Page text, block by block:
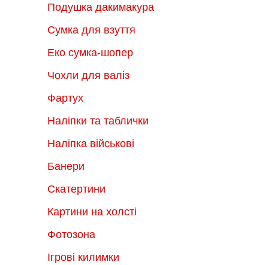
Подушка дакимакура
Сумка для взуття
Еко сумка-шопер
Чохли для валіз
Фартух
Наліпки та таблички
Наліпка військові
Банери
Скатертини
Картини на холсті
Фотозона
Ігрові килимки